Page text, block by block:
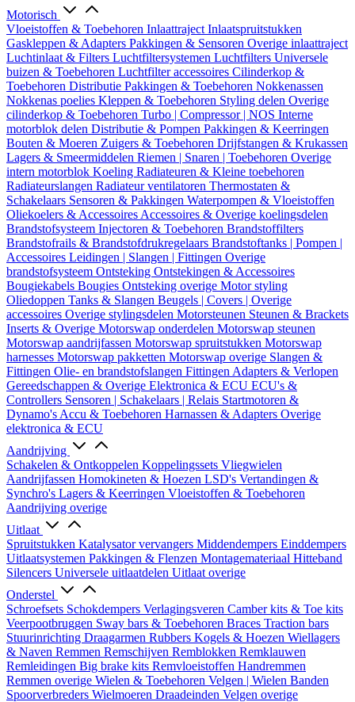
Motorisch
Vloeistoffen & Toebehoren Inlaattraject Inlaatspruitstukken
Gaskleppen & Adapters Pakkingen & Sensoren Overige inlaattraject
Luchtinlaat & Filters Luchtfiltersystemen Luchtfilters Universele
buizen & Toebehoren Luchtfilter accessoires Cilinderkop &
Toebehoren Distributie Pakkingen & Toebehoren Nokkenassen
Nokkenas poelies Kleppen & Toebehoren Styling delen Overige
cilinderkop & Toebehoren Turbo | Compressor | NOS Interne
motorblok delen Distributie & Pompen Pakkingen & Keerringen
Bouten & Moeren Zuigers & Toebehoren Drijfstangen & Krukassen
Lagers & Smeermiddelen Riemen | Snaren | Toebehoren Overige
intern motorblok Koeling Radiateuren & Kleine toebehoren
Radiateurslangen Radiateur ventilatoren Thermostaten &
Schakelaars Sensoren & Pakkingen Waterpompen & Vloeistoffen
Oliekoelers & Accessoires Accessoires & Overige koelingsdelen
Brandstofsysteem Injectoren & Toebehoren Brandstoffilters
Brandstofrails & Brandstofdrukregelaars Brandstoftanks | Pompen |
Accessoires Leidingen | Slangen | Fittingen Overige
brandstofsysteem Ontsteking Ontstekingen & Accessoires
Bougiekabels Bougies Ontsteking overige Motor styling
Oliedoppen Tanks & Slangen Beugels | Covers | Overige
accessoires Overige stylingsdelen Motorsteunen Steunen & Brackets
Inserts & Overige Motorswap onderdelen Motorswap steunen
Motorswap aandrijfassen Motorswap spruitstukken Motorswap
harnesses Motorswap pakketten Motorswap overige Slangen &
Fittingen Olie- en brandstofslangen Fittingen Adapters & Verlopen
Gereedschappen & Overige Elektronica & ECU ECU's &
Controllers Sensoren | Schakelaars | Relais Startmotoren &
Dynamo's Accu & Toebehoren Harnassen & Adapters Overige
elektronica & ECU
Aandrijving
Schakelen & Ontkoppelen Koppelingssets Vliegwielen
Aandrijfassen Homokineten & Hoezen LSD's Vertandingen &
Synchro's Lagers & Keerringen Vloeistoffen & Toebehoren
Aandrijving overige
Uitlaat
Spruitstukken Katalysator vervangers Middendempers Einddempers
Uitlaatsystemen Pakkingen & Flenzen Montagemateriaal Hitteband
Silencers Universele uitlaatdelen Uitlaat overige
Onderstel
Schroefsets Schokdempers Verlagingsveren Camber kits & Toe kits
Veerpootbruggen Sway bars & Toebehoren Braces Traction bars
Stuurinrichting Draagarmen Rubbers Kogels & Hoezen Wiellagers
& Naven Remmen Remschijven Remblokken Remklauwen
Remleidingen Big brake kits Remvloeistoffen Handremmen
Remmen overige Wielen & Toebehoren Velgen | Wielen Banden
Spoorverbreders Wielmoeren Draadeinden Velgen overige